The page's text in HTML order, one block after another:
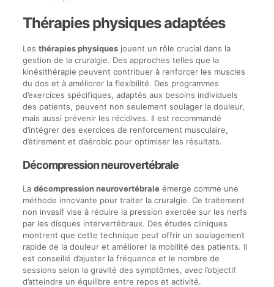
Thérapies physiques adaptées
Les thérapies physiquesjouent un rôle crucial dans la
gestion de la cruralgie. Des approches telles que la
kinésithérapie peuvent contribuer à renforcer les muscles
du dos et à améliorer la flexibilité. Des programmes
d’exercices spécifiques, adaptés aux besoins individuels
des patients, peuvent non seulement soulager la douleur,
mais aussi prévenir les récidives. Il est recommandé
d’intégrer des exercices de renforcement musculaire,
d’étirement et d’aérobic pour optimiser les résultats.
Décompression neurovertébrale
La décompression neurovertébraleémerge comme une
méthode innovante pour traiter la cruralgie. Ce traitement
non invasif vise à réduire la pression exercée sur les nerfs
par les disques intervertébraux. Des études cliniques
montrent que cette technique peut offrir un soulagement
rapide de la douleur et améliorer la mobilité des patients. Il
est conseillé d’ajuster la fréquence et le nombre de
sessions selon la gravité des symptômes, avec l’objectif
d’atteindre un équilibre entre repos et activité.